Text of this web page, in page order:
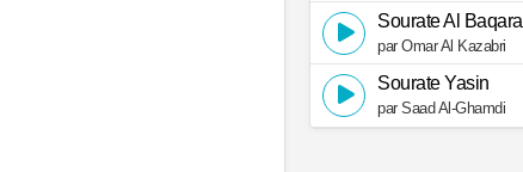
Sourate Al Baqara
par Omar Al Kazabri
Sourate Yasin
par Saad Al-Ghamdi